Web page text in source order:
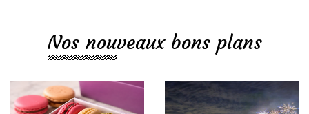
Nos nouveaux bons plans